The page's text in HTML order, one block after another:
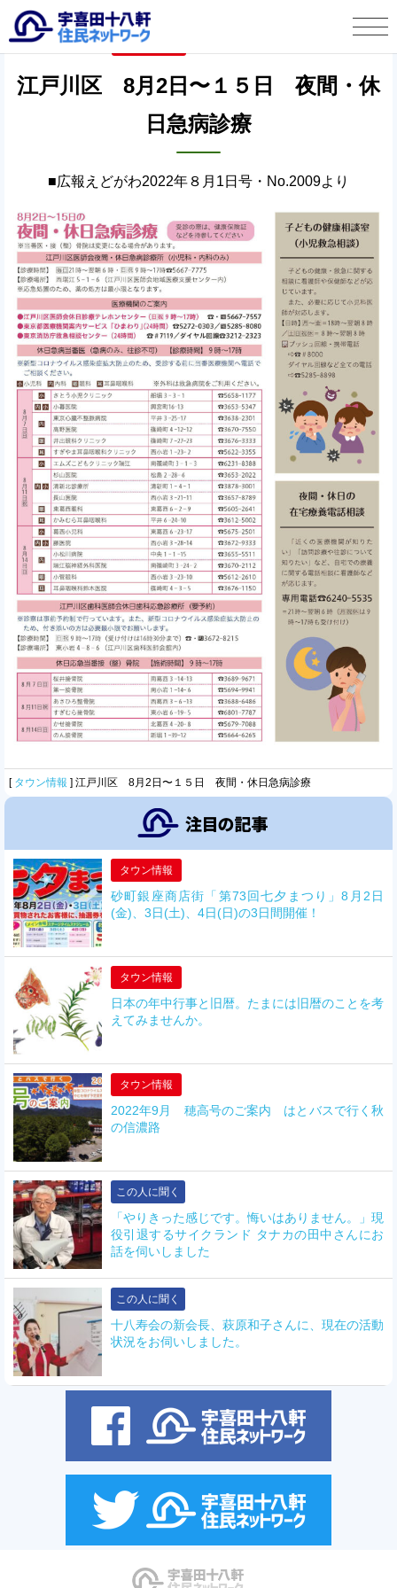
宇喜田十八軒 住民ネットワークとは
宇喜田十八軒自治会より
お便り投稿
タウン情報
江戸川区 8月2日〜１５日 夜間・休
日急病診療
■広報えどがわ2022年８月1日号・No.2009より
[ タウン情報 ] 江戸川区 8月2日〜１５日 夜間・休日急病診療
タウン情報
砂町銀座商店街「第73回七夕まつり」8月2日
(金)、3日(土)、4日(日)の3日間開催！
タウン情報
日本の年中行事と旧暦。たまには旧暦のことを考
えてみませんか。
タウン情報
2022年9月 穂高号のご案内 はとバスで行く秋
の信濃路
この人に聞く
「やりきった感じです。悔いはありません。」現
役引退するサイクランド タナカの田中さんにお
話を伺いしました
この人に聞く
十八寿会の新会長、萩原和子さんに、現在の活動
状況をお伺いしました。